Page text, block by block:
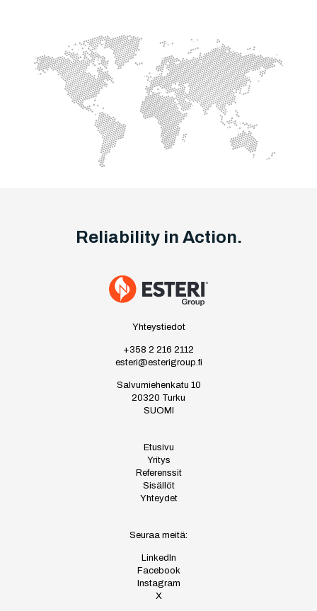
Reliability in Action.
Yhteystiedot
+358 2 216 2112
esteri@esterigroup.fi
Salvumiehenkatu 10
20320 Turku
SUOMI
Etusivu
Yritys
Referenssit
Sisällöt
Yhteydet
Seuraa meitä:
LinkedIn
Facebook
Instagram
X